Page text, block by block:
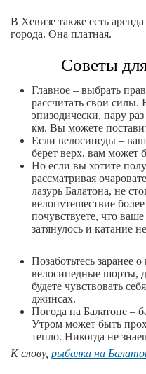
В Хевизе также есть
города. Она платная.
Советы
Главное – выбрать
рассчитать свои силы.
эпизодически, пару
км. Вы можете
Если велосипеды –
берет верх, вам может
Но если вы хотите
рассматривая
лазурь Балатона, не
велопутешествие
почувствуете, что
затянулось и катание
Позаботьтесь заранее
велосипедные шорты,
будете чувствовать
джинсах.
Погода на Балатоне –
Утром может быть
тепло. Никогда не
К слову, рыбалка на